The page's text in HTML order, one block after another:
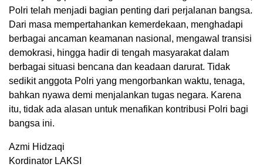
Polri telah menjadi bagian penting dari perjalanan bangsa.
Dari masa mempertahankan kemerdekaan, menghadapi
berbagai ancaman keamanan nasional, mengawal transisi
demokrasi, hingga hadir di tengah masyarakat dalam
berbagai situasi bencana dan keadaan darurat. Tidak
sedikit anggota Polri yang mengorbankan waktu, tenaga,
bahkan nyawa demi menjalankan tugas negara. Karena
itu, tidak ada alasan untuk menafikan kontribusi Polri bagi
bangsa ini.
Azmi Hidzaqi
Kordinator LAKSI